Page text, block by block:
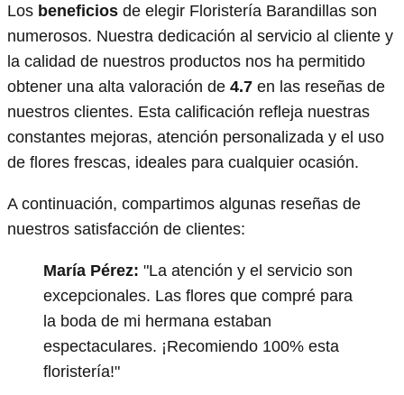
Los beneficios de elegir Floristería Barandillas son
numerosos. Nuestra dedicación al servicio al cliente y
la calidad de nuestros productos nos ha permitido
obtener una alta valoración de 4.7 en las reseñas de
nuestros clientes. Esta calificación refleja nuestras
constantes mejoras, atención personalizada y el uso
de flores frescas, ideales para cualquier ocasión.
A continuación, compartimos algunas reseñas de
nuestros satisfacción de clientes:
María Pérez: "La atención y el servicio son
excepcionales. Las flores que compré para
la boda de mi hermana estaban
espectaculares. ¡Recomiendo 100% esta
floristería!"